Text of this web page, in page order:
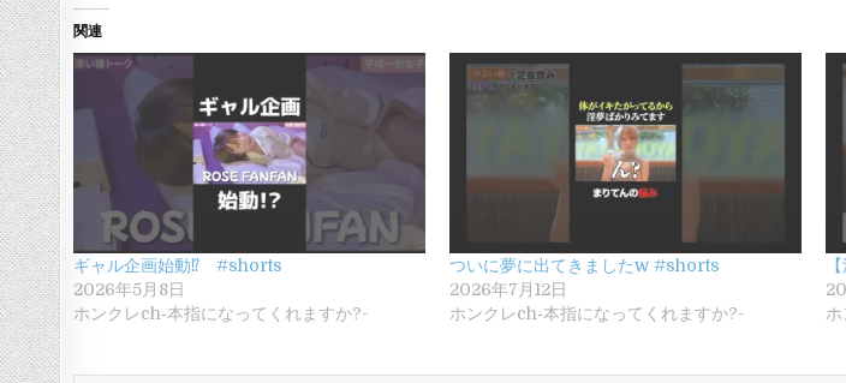
関連
ギャル企画始動⁉ #shorts
2026年5月8日
ホンクレch‐本指になってくれますか?-
ついに夢に出てきましたw #shorts
2026年7月12日
ホンクレch‐本指になってくれますか?-